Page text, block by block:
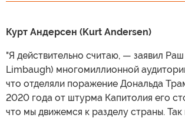
Курт Андерсен (Kurt Andersen)
"Я действительно считаю, — заявил
Limbaugh) многомиллионной
что отделяли поражение Дональда
2020 года от штурма Капитолия его
что мы движемся к разделу страны.